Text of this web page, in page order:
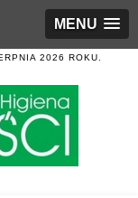
MENU
2026 ROKU.